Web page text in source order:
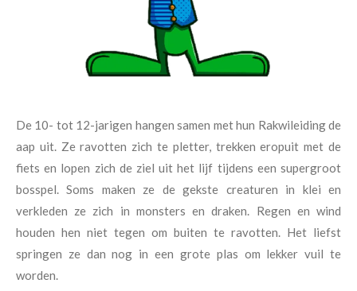
De 10- tot 12-jarigen hangen samen met hun Rakwileiding de
aap uit. Ze ravotten zich te pletter, trekken eropuit met de
fiets en lopen zich de ziel uit het lijf tijdens een supergroot
bosspel. Soms maken ze de gekste creaturen in klei en
verkleden ze zich in monsters en draken. Regen en wind
houden hen niet tegen om buiten te ravotten. Het liefst
springen ze dan nog in een grote plas om lekker vuil te
worden.